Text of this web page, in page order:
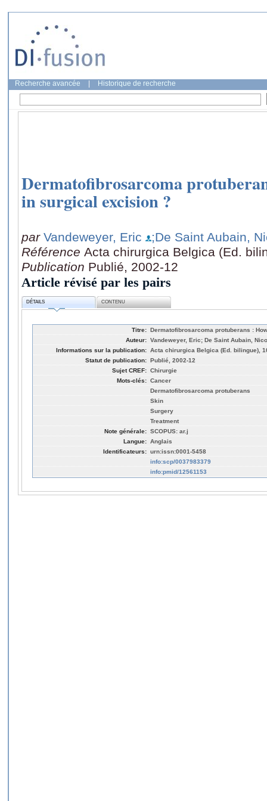
Recherche avancée Historique de recherche
Dermatofibrosarcoma
in surgical excision ?
par Vandeweyer, Eric
;De Saint Aubain,
Référence Acta chirurgica Belgica (Ed.
Publication Publié, 2002-12
Article révisé par les pairs
DÉTAILS CONTENU
Titre: Dermatofibrosarcoma protuberans :
Auteur: Vandeweyer, Eric; De Saint Aubain,
Informations sur la publication: Acta chirurgica Belgica (Ed. bilingue),
Statut de publication: Publié, 2002-12
Sujet CREF: Chirurgie
Mots-clés: Cancer
Dermatofibrosarcoma protuberans
Skin
Surgery
Treatment
Note générale: SCOPUS: ar.j
Langue: Anglais
Identificateurs: urn:issn:0001-5458
info:scp/0037983379
info:pmid/12561153